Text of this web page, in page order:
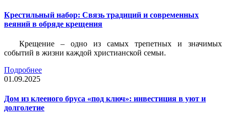
Крестильный набор: Связь традиций и современных
веяний в обряде крещения
Крещение – одно из самых трепетных и значимых
событий в жизни каждой христианской семьи.
Подробнее
01.09.2025
Дом из клееного бруса «под ключ»: инвестиция в уют и
долголетие